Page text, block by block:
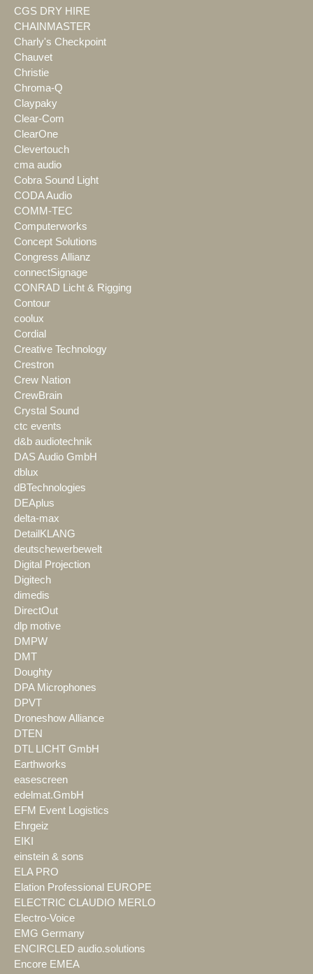
CGS DRY HIRE
CHAINMASTER
Charly's Checkpoint
Chauvet
Christie
Chroma-Q
Claypaky
Clear-Com
ClearOne
Clevertouch
cma audio
Cobra Sound Light
CODA Audio
COMM-TEC
Computerworks
Concept Solutions
Congress Allianz
connectSignage
CONRAD Licht & Rigging
Contour
coolux
Cordial
Creative Technology
Crestron
Crew Nation
CrewBrain
Crystal Sound
ctc events
d&b audiotechnik
DAS Audio GmbH
dblux
dBTechnologies
DEAplus
delta-max
DetailKLANG
deutschewerbewelt
Digital Projection
Digitech
dimedis
DirectOut
dlp motive
DMPW
DMT
Doughty
DPA Microphones
DPVT
Droneshow Alliance
DTEN
DTL LICHT GmbH
Earthworks
easescreen
edelmat.GmbH
EFM Event Logistics
Ehrgeiz
EIKI
einstein & sons
ELA PRO
Elation Professional EUROPE
ELECTRIC CLAUDIO MERLO
Electro-Voice
EMG Germany
ENCIRCLED audio.solutions
Encore EMEA